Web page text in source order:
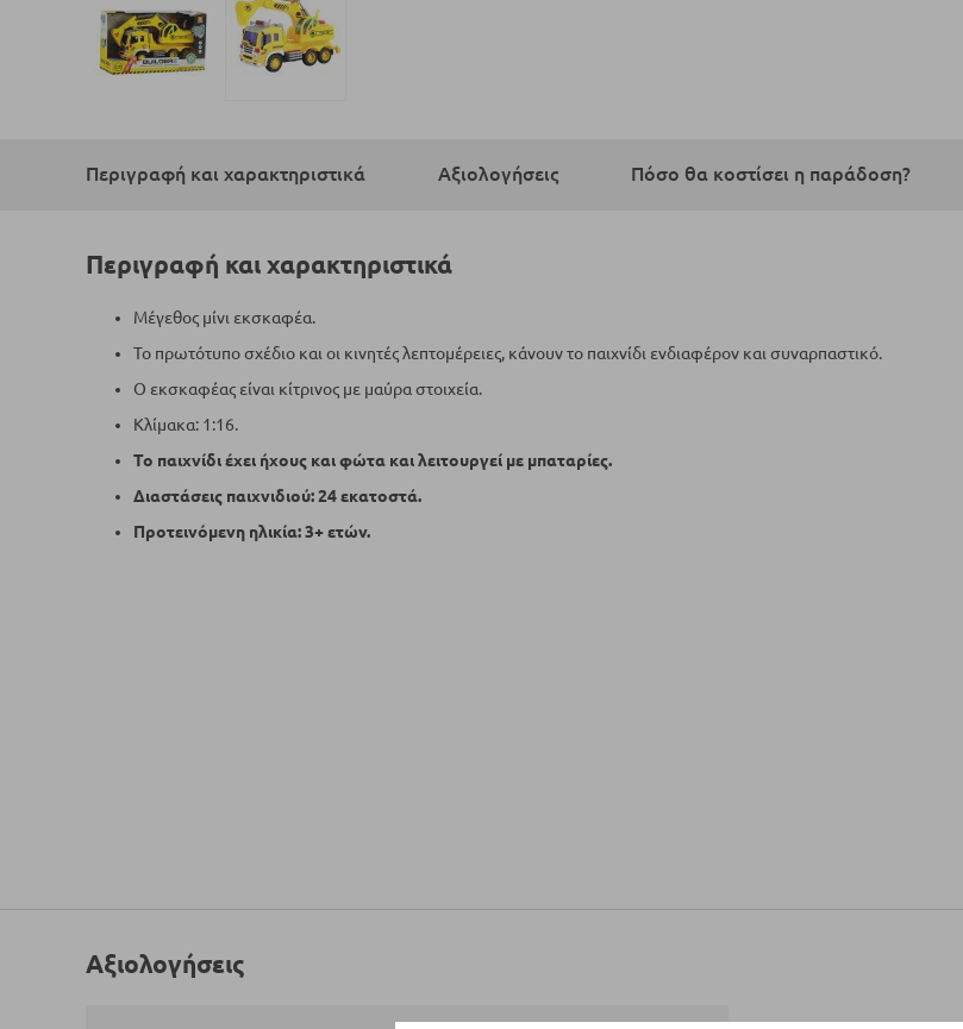
της
Περιγραφή και χαρακτηριστικά Αξιολογήσεις Πόσο θα κοστίσει η παράδοση?
Περιγραφή και χαρακτηριστικά
Μέγεθος μίνι εκσκαφέα.
Το πρωτότυπο σχέδιο και οι κινητές λεπτομέρειες, κάνουν το παιχνίδι ενδιαφέρον και συναρπαστικό.
Ο εκσκαφέας είναι κίτρινος με μαύρα στοιχεία.
Κλίμακα: 1:16.
Το παιχνίδι έχει ήχους και φώτα και λειτουργεί με μπαταρίες.
Διαστάσεις παιχνιδιού: 24 εκατοστά.
Προτεινόμενη ηλικία: 3+ ετών.
Αξιολογήσεις